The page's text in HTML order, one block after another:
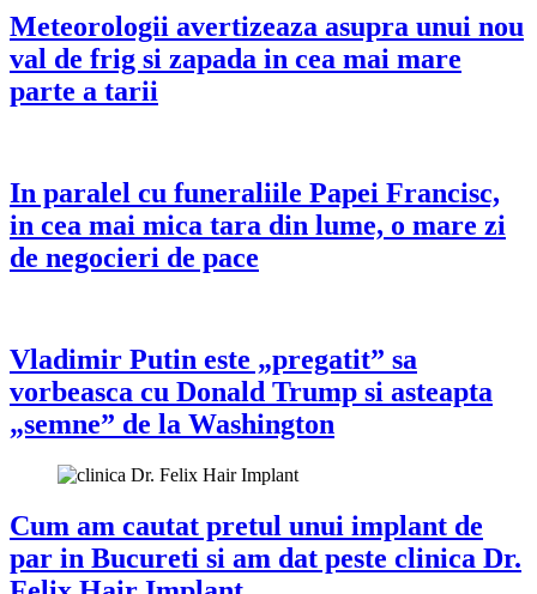
Meteorologii avertizeaza asupra unui nou
val de frig si zapada in cea mai mare
parte a tarii
In paralel cu funeraliile Papei Francisc,
in cea mai mica tara din lume, o mare zi
de negocieri de pace
Vladimir Putin este „pregatit” sa
vorbeasca cu Donald Trump si asteapta
„semne” de la Washington
Cum am cautat pretul unui implant de
par in Bucureti si am dat peste clinica Dr.